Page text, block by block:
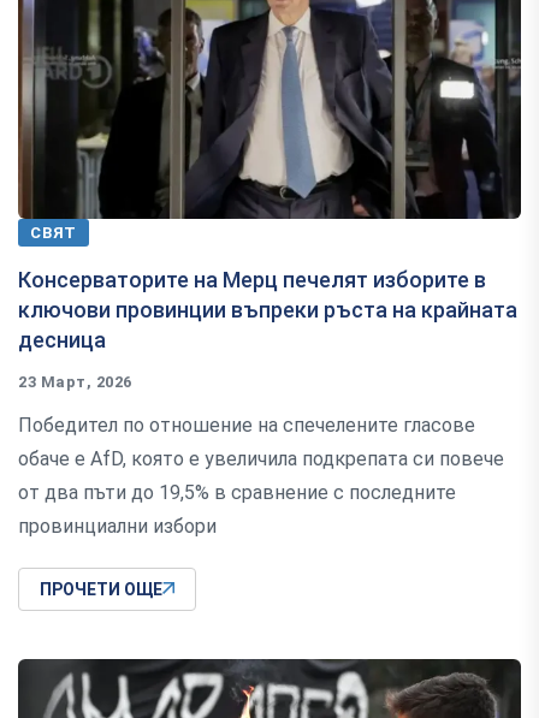
СВЯТ
Консерваторите на Мерц печелят изборите в
ключови провинции въпреки ръста на крайната
десница
23 Март, 2026
Победител по отношение на спечелените гласове
обаче е AfD, която е увеличила подкрепата си повече
от два пъти до 19,5% в сравнение с последните
провинциални избори
ПРОЧЕТИ ОЩЕ